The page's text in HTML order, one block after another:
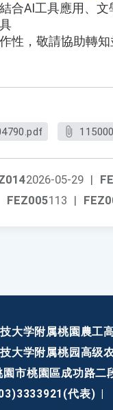
合AI工具應用、
性，敬請協助轉
2026-05-29 |
FEZ005113 |
大学附属桃園農工
大学附属桃园高级
市桃園區成功路二
代表)